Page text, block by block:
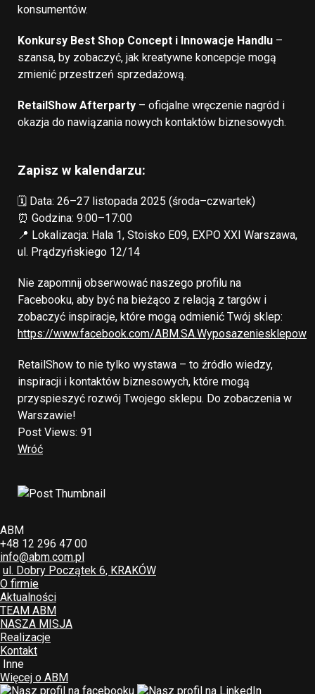
konsumentów.
Konkursy Best Shop Concept i Innowacje Handlu –
szansa, by zobaczyć, jak kreatywne koncepcje mogą
zmienić przestrzeń sprzedażową.
RetailShow Afterparty – oficjalne wręczenie nagród i
okazja do nawiązania nowych kontaktów biznesowych.
Zapisz w kalendarzu:
🗓 Data: 26–27 listopada 2025 (środa–czwartek)
⏰ Godzina: 9:00–17:00
📍 Lokalizacja: Hala 1, Stoisko E09, EXPO XXI Warszawa,
ul. Prądzyńskiego 12/14
Nie zapomnij obserwować naszego profilu na
Facebooku, aby być na bieżąco z relacją z targów i
zobaczyć inspiracje, które mogą odmienić Twój sklep:
https://www.facebook.com/ABM.SA.Wyposazeniesklepow
RetailShow to nie tylko wystawa – to źródło wiedzy,
inspiracji i kontaktów biznesowych, które mogą
przyspieszyć rozwój Twojego sklepu. Do zobaczenia w
Warszawie!
Post Views: 91
Wróć
ABM
+48 12 296 47 00
info@abm.com.pl
ul. Dobry Początek 6, KRAKÓW
O firmie
Aktualności
TEAM ABM
NASZA MISJA
Realizacje
Kontakt
Inne
Więcej o ABM